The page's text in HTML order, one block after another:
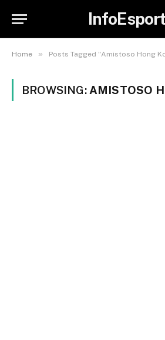
Home » Posts Tagged "Amistoso Hong
BROWSING: AMISTOSO